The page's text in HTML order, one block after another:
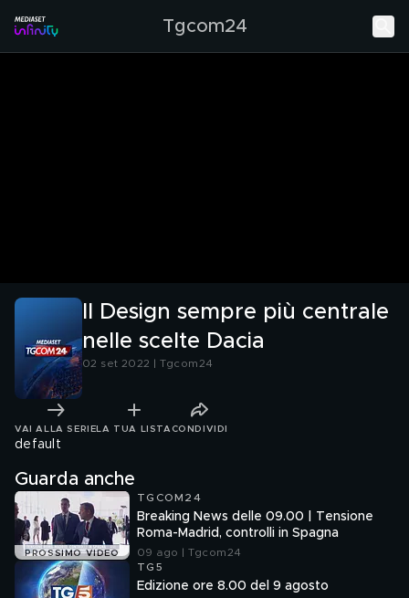
Tgcom24
Il Design sempre più centrale
nelle scelte Dacia
02 set 2022 | Tgcom24
VAI ALLA SERIE LA TUA LISTA CONDIVIDI
default
Guarda anche
PROSSIMO VIDEO
TGCOM24
Breaking News delle 09.00 | Tensione
Roma-Madrid, controlli in Spagna
09 ago | Tgcom24
TG5
Edizione ore 8.00 del 9 agosto